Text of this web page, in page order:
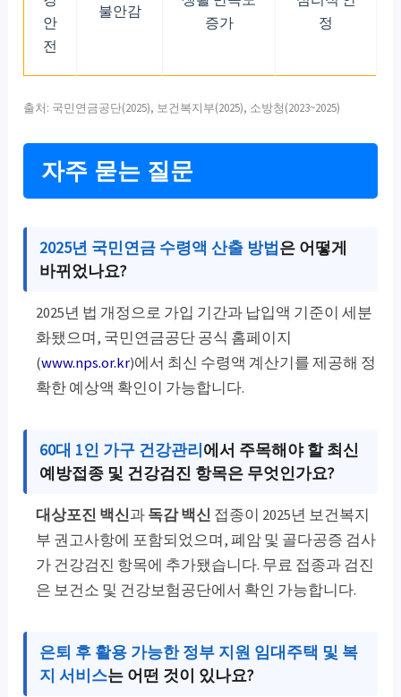
안
전
불안감
증가
정
출처: 국민연금공단(2025), 보건복지부(2025), 소방청(2023~2025)
자주 묻는 질문
2025년 국민연금 수령액 산출 방법은 어떻게
바뀌었나요?
2025년 법 개정으로 가입 기간과 납입액 기준이 세분
화됐으며, 국민연금공단 공식 홈페이지
(www.nps.or.kr)에서 최신 수령액 계산기를 제공해 정
확한 예상액 확인이 가능합니다.
60대 1인 가구 건강관리에서 주목해야 할 최신
예방접종 및 건강검진 항목은 무엇인가요?
대상포진 백신과독감 백신 접종이 2025년 보건복지
부 권고사항에 포함되었으며, 폐암 및 골다공증 검사
가 건강검진 항목에 추가됐습니다. 무료 접종과 검진
은 보건소 및 건강보험공단에서 확인 가능합니다.
은퇴 후 활용 가능한 정부 지원 임대주택 및 복
지 서비스는 어떤 것이 있나요?